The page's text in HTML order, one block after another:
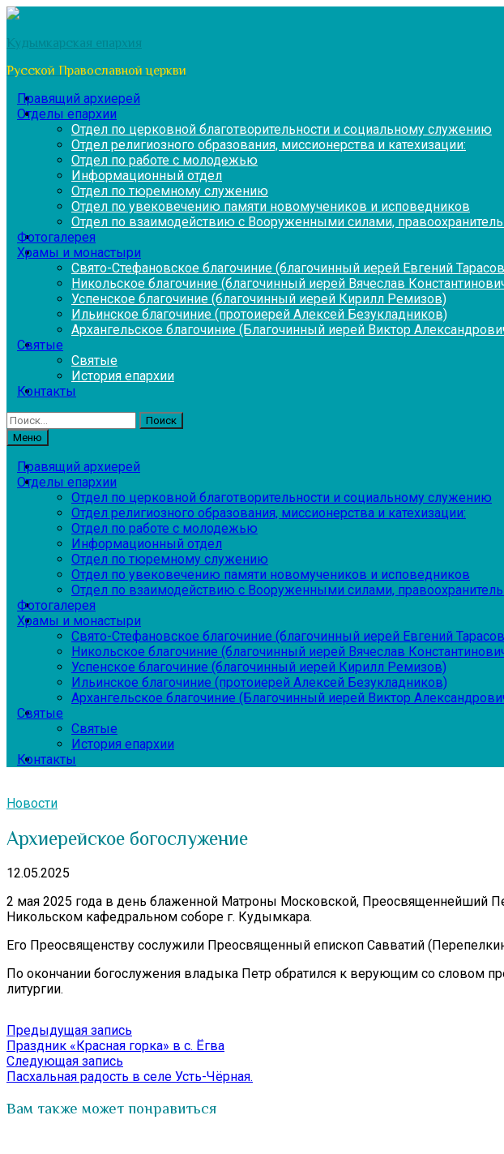
Перейти
содержимому
Кудымкарская епархия
Русской Православной церкви
Правящий архиерей
Отделы епархии
Отдел по церковной благотворительности и социальному служению
Отдел религиозного образования, миссионерства и катехизации:
Отдел по работе с молодежью
Информационный отдел
Отдел по тюремному служению
Отдел по увековечению памяти новомучеников и исповедников
Отдел по взаимодействию с Вооруженными силами,
Фотогалерея
Храмы и монастыри
Свято-Стефановское благочиние (благочинный иерей Евгений
Никольское благочиние (благочинный иерей Вячеслав
Успенское благочиние (благочинный иерей Кирилл Ремизов)
Ильинское благочиние (протоиерей Алексей Безукладников)
Архангельское благочиние (Благочинный иерей Виктор
Святые
Святые
История епархии
Контакты
Найти:
Меню
Правящий архиерей
Отделы епархии
Отдел по церковной благотворительности и социальному служению
Отдел религиозного образования, миссионерства и катехизации:
Отдел по работе с молодежью
Информационный отдел
Отдел по тюремному служению
Отдел по увековечению памяти новомучеников и исповедников
Отдел по взаимодействию с Вооруженными силами,
Фотогалерея
Храмы и монастыри
Свято-Стефановское благочиние (благочинный иерей Евгений
Никольское благочиние (благочинный иерей Вячеслав
Успенское благочиние (благочинный иерей Кирилл Ремизов)
Ильинское благочиние (протоиерей Алексей Безукладников)
Архангельское благочиние (Благочинный иерей Виктор
Святые
Святые
История епархии
Контакты
Новости
Архиерейское богослужение
12.05.2025
2 мая 2025 года в день блаженной Матроны Московской, Преосвященнейший
Никольском кафедральном соборе г. Кудымкара.
Его Преосвященству сослужили Преосвященный епископ Савватий
По окончании богослужения владыка Петр обратился к верующим со словом
литургии.
Навигация
по
записям
Предыдущая запись
запись:
Праздник «Красная горка» в с. Ёгва
Следующая запись
запись:
Пасхальная радость в селе Усть-Чёрная.
Вам также может понравиться